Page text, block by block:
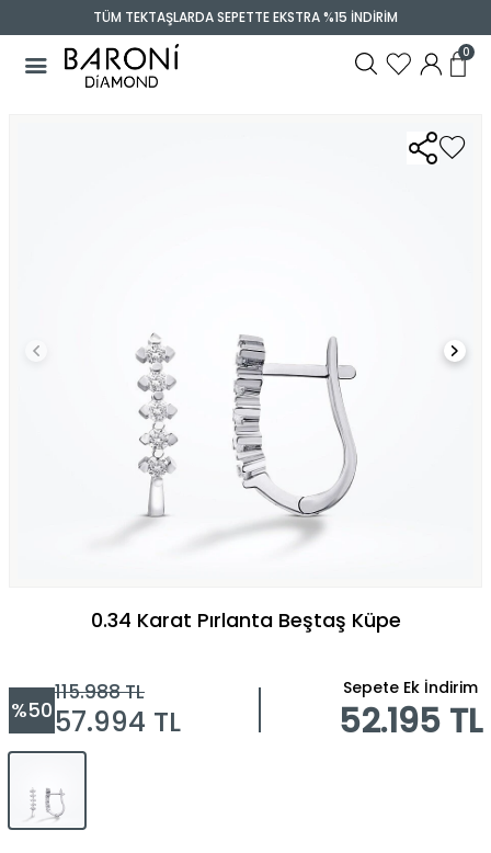
TÜM TEKTAŞLARDA SEPETTE EKSTRA %15 İNDİRİM
0
0.34 Karat Pırlanta Beştaş Küpe
%50
115.988TL
57.994 TL
Sepete Ek İndirim
52.195 TL